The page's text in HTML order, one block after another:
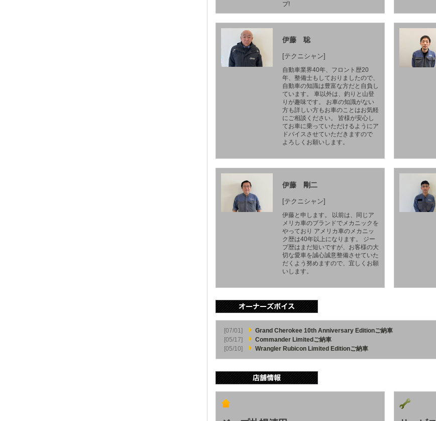
プ!
伊藤 聡
[テクニシャン]
自動車業界40年、フロント歴20
年、整備士もしておりましたので、
自動車の知識は豊富な方だと自負し
ています。 車以外は、釣りと山登
りが趣味です。 お車の知識がない
方も詳しい方もお車のことはお気軽
にご相談ください。 皆様が安心し
てお車に乗っていただけるようにア
ドバイスさせていただきますので
よろしくお願いします。
伊藤 剛二
[テクニシャン]
伊藤と申します。 以前は、同じア
メリカ車のブランドでメカニックを
やっており アメリカ車のメカニッ
ク歴は40年以上になります。 ジー
プ歴はまだ短いですが、お客様の大
切な愛車を誠心誠意整備させていた
だくよう努めますので、宜しくお願
いします。
[07/01]
Grand Cherokee 10th Anniversary Editionご納車
[05/17]
Commander Limitedご納車
[05/10]
Wrangler Rubicon Limited Editionご納車